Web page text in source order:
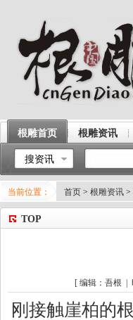
根雕首页 根雕资讯
搜资讯
当前位置： 首页 > 根雕资讯 >
TOP
[ 编辑：吾根 |
刚接触崖柏的